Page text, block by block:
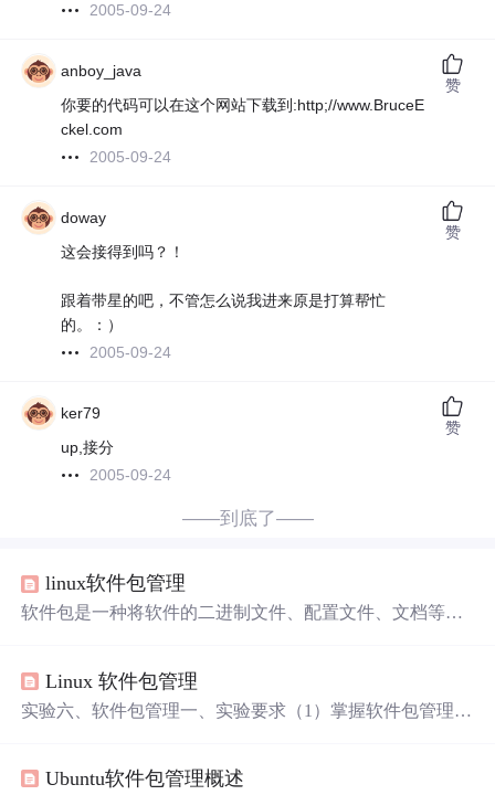
2005-09-24
anboy_java
你要的代码可以在这个网站下载到:http;//www.BruceE
ckel.com
2005-09-24
赞
doway
这会接得到吗？！
跟着带星的吧，不管怎么说我进来原是打算帮忙
的。：）
2005-09-24
赞
ker79
up,接分
2005-09-24
赞
——到底了——
linux软件包管理
软件包是一种将软件的二进制文件、配置文件、文档等相
署。Linux 软件包管理
实验六、软件包管理一、实验要求（1）掌握软件包管理的
1】查询系统中已经安装有关PHP的软件包，【操作步骤】
Ubuntu软件包管理概述